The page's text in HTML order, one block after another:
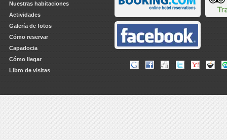
Nuestras habitaciones
Actividades
Galería de fotos
Cómo reservar
Capadocia
Cómo llegar
Libro de visitas